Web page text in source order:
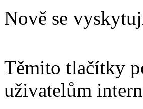
Nově se
Těmito tlačítky
uživatelům